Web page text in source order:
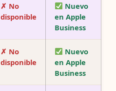
✗ No
disponible
Nuevo
en Apple
Business
✗ No
disponible
Nuevo
en Apple
Business